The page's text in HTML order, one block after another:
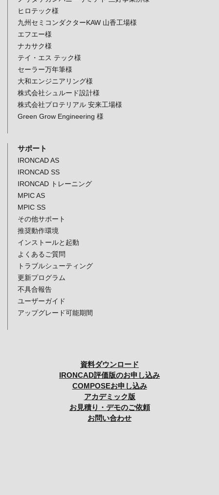
ヒロテック様
九州セミコンダクターKAW 山香工場様
エフエー様
ナカサク様
テイ・エス テック様
セーラー万年筆様
大和エンジニアリング様
株式会社シュルード設計様
株式会社プロテリアル 安来工場様
Green Grow Engineering 様
サポート
IRONCAD AS
IRONCAD SS
IRONCAD トレーニング
MPIC AS
MPIC SS
その他サポート
推奨動作環境
インストールと起動
よくあるご質問
トラブルシューティング
更新プログラム
不具合報告
ユーザーガイド
アップグレード可能期間
資料ダウンロード
IRONCAD評価版のお申し込み
COMPOSEお申し込み
アカデミック版
お見積り・デモのご依頼
お問い合わせ